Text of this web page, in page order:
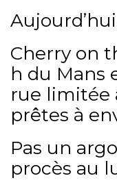
Cherry on
h du Mans
rue limitée
prêtes à
Pas un
procès au